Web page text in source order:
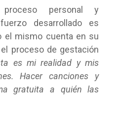
proceso personal y
desarrollado es
el mismo cuenta en su
proceso de gestación
es mi realidad y mis
Hacer canciones y
gratuita a quién las